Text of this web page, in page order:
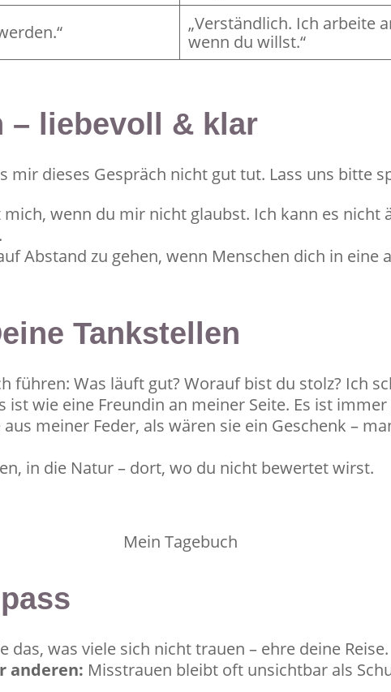
„Verständlich. Ich arbeite
wenn du willst.“
– liebevoll & klar
mir dieses Gespräch nicht gut tut. Lass uns bitte
mich, wenn du mir nicht glaubst. Ich kann es nicht
Abstand zu gehen, wenn Menschen dich in eine
Tankstellen
führen: Was läuft gut? Worauf bist du stolz? Ich
ist wie eine Freundin an meiner Seite. Es ist
meiner Feder, als wären sie ein Geschenk –
in die Natur – dort, wo du nicht bewertet wirst.
Mein Tagebuch
das, was viele sich nicht trauen – ehre deine Reise.
anderen: Misstrauen bleibt oft unsichtbar als